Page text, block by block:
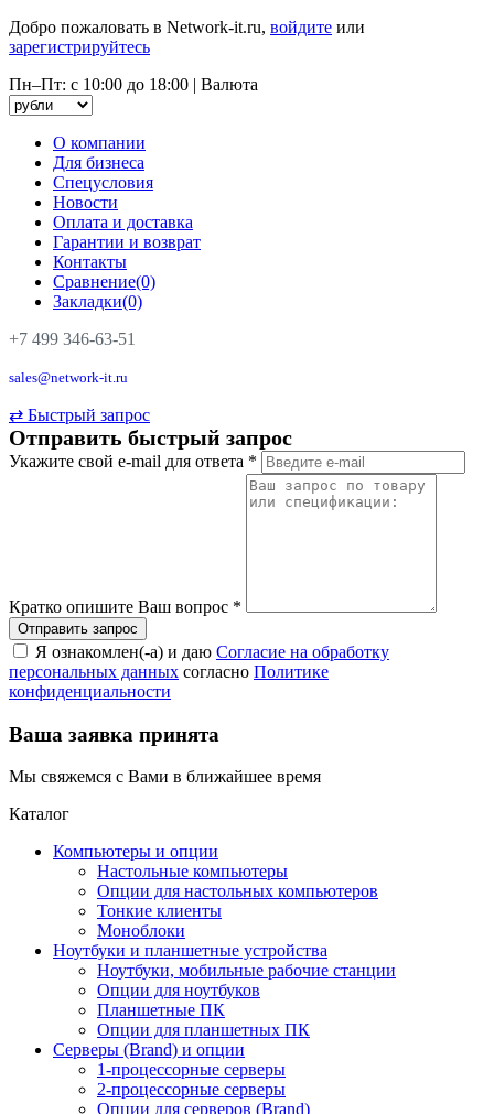
Добро пожаловать в Network-it.ru, войдите или
зарегистрируйтесь
Пн–Пт: с 10:00 до 18:00 | Валюта
О компании
Для бизнеса
Спецусловия
Новости
Оплата и доставка
Гарантии и возврат
Контакты
Сравнение(0)
Закладки(0)
+7 499 346-63-51
sales@network-it.ru
⇄ Быстрый запрос
Отправить быстрый запрос
Укажите свой e-mail для ответа *
Кратко опишите Ваш вопрос *
Я ознакомлен(-а) и даю Согласие на обработку
персональных данных согласно Политике
конфиденциальности
Ваша заявка принята
Мы свяжемся с Вами в ближайшее время
Каталог
Компьютеры и опции
Настольные компьютеры
Опции для настольных компьютеров
Тонкие клиенты
Моноблоки
Ноутбуки и планшетные устройства
Ноутбуки, мобильные рабочие станции
Опции для ноутбуков
Планшетные ПК
Опции для планшетных ПК
Серверы (Brand) и опции
1-процессорные серверы
2-процессорные серверы
Опции для серверов (Brand)